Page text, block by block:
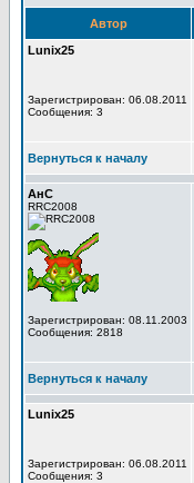
Автор
Lunix25
Зарегистрирован: 06.08.2011
Сообщения: 3
Вернуться к началу
АнС
RRC2008
Зарегистрирован: 08.11.2003
Сообщения: 2818
Вернуться к началу
Lunix25
Зарегистрирован: 06.08.2011
Сообщения: 3